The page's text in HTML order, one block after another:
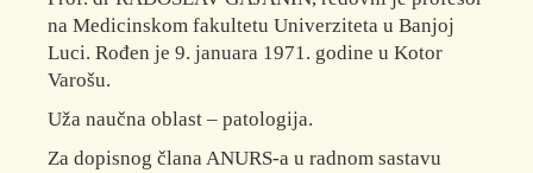
na Medicinskom fakultetu Univerziteta u Banjoj
Luci. Rođen je 9. januara 1971. godine u Kotor
Varošu.
Uža naučna oblast – patologija.
Za dopisnog člana ANURS-a u radnom sastavu